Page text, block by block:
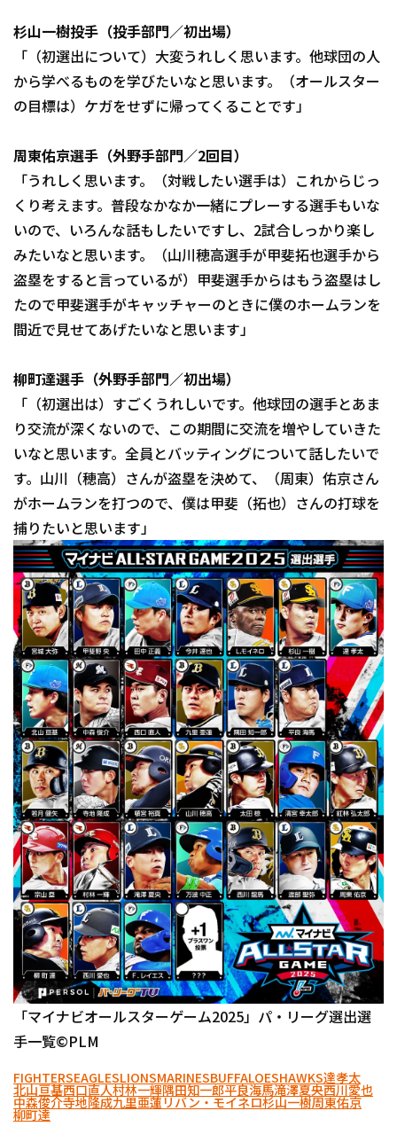
杉山一樹投手（投手部門／初出場）
「（初選出について）大変うれしく思います。他球団の人
から学べるものを学びたいなと思います。（オールスター
の目標は）ケガをせずに帰ってくることです」
周東佑京選手（外野手部門／2回目）
「うれしく思います。（対戦したい選手は）これからじっ
くり考えます。普段なかなか一緒にプレーする選手もいな
いので、いろんな話もしたいですし、2試合しっかり楽し
みたいなと思います。（山川穂高選手が甲斐拓也選手から
盗塁をすると言っているが）甲斐選手からはもう盗塁はし
たので甲斐選手がキャッチャーのときに僕のホームランを
間近で見せてあげたいなと思います」
柳町達選手（外野手部門／初出場）
「（初選出は）すごくうれしいです。他球団の選手とあま
り交流が深くないので、この期間に交流を増やしていきた
いなと思います。全員とバッティングについて話したいで
す。山川（穂高）さんが盗塁を決めて、（周東）佑京さん
がホームランを打つので、僕は甲斐（拓也）さんの打球を
捕りたいと思います」
「マイナビオールスターゲーム2025」パ・リーグ選出選
手一覧©PLM
FIGHTERSEAGLESLIONSMARINESBUFFALOESHAWKS達孝太
北山亘基西口直人村林一輝隅田知一郎平良海馬滝澤夏央西川愛也
中森俊介寺地隆成九里亜蓮リバン・モイネロ杉山一樹周東佑京
柳町達